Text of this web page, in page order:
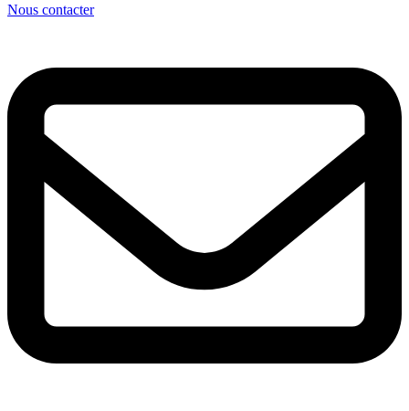
Nous contacter